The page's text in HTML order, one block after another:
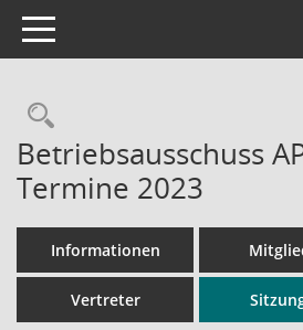
Toggle navigation
Rechercheauswahl
Betriebsausschuss
Termine 2023
Informationen
Vertreter